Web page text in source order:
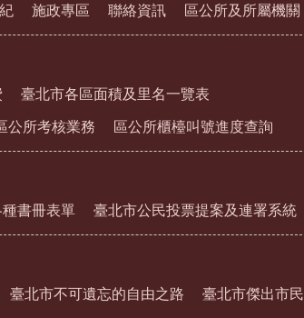
施政專區 聯絡資訊 區公所及所屬機關
臺北市各區面積及里名一覽表
公所考核業務 區公所櫃檯叫號進度查詢
書冊表單 臺北市公民投票提案及連署系統
臺北市不可遺忘的自由之路 臺北市傑出市民